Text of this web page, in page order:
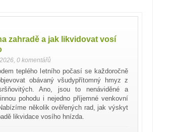
zahradě a jak likvidovat vosí
, 0 komentářů
teplého letního počasí se každoročně
obávaný všudypřítomný hmyz z
Ano, jsou to nenáviděné a
pohodu i nejedno příjemné venkovní
několik ověřených rad, jak výskyt
likvidace vosího hnízda.